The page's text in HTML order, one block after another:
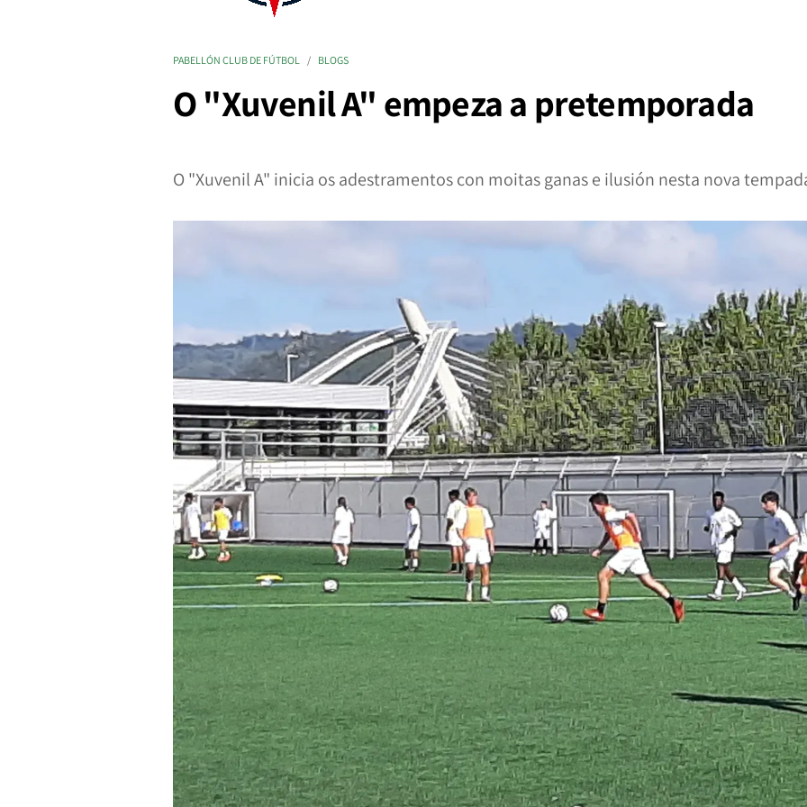
PABELLÓN CLUB DE FÚTBOL BLOGS
O "Xuvenil A" empeza a pretemporada
O "Xuvenil A" inicia os adestramentos con moitas ganas e ilusión nesta nova